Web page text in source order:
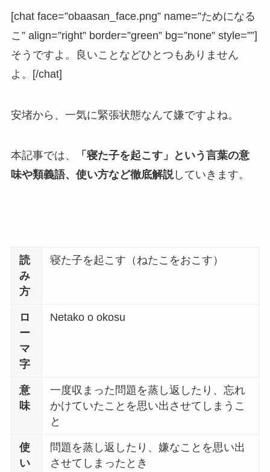
[chat face=”obaasan_face.png” name=”ためになる
こ” align=”right” border=”green” bg=”none” style=””]
そうですよ。良いことなどひとつもありません
よ。[/chat]
安堵から、一気に緊張状態なんて嫌ですよね。
本記事では、
「寝た子を起こす」という言葉の意
味や類義語、使い方など徹底解説していきます。
読
み
方
寝た子を起こす（ねたこをおこす）
ロ
ー
マ
字
Netako o okosu
意
味
一度収まった問題を蒸し返したり、忘れ
かけていたことを思い出させてしまうこ
と
使
い
問題を蒸し返したり、嫌なことを思い出
させてしまったとき